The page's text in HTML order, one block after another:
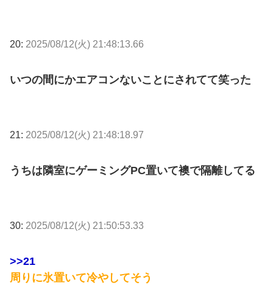
20: 2025/08/12(火) 21:48:13.66
いつの間にかエアコンないことにされてて笑った
21: 2025/08/12(火) 21:48:18.97
うちは隣室にゲーミングPC置いて襖で隔離してる
30: 2025/08/12(火) 21:50:53.33
>>21
周りに氷置いて冷やしてそう